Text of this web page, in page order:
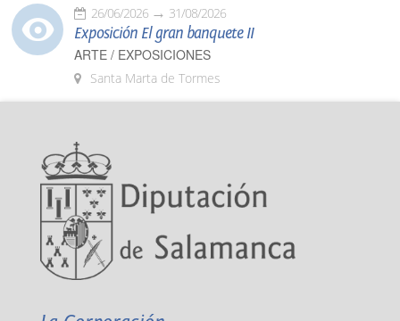
26/06/2026 31/08/2026
Exposición El gran banquete II
ARTE / EXPOSICIONES
Santa Marta de Tormes